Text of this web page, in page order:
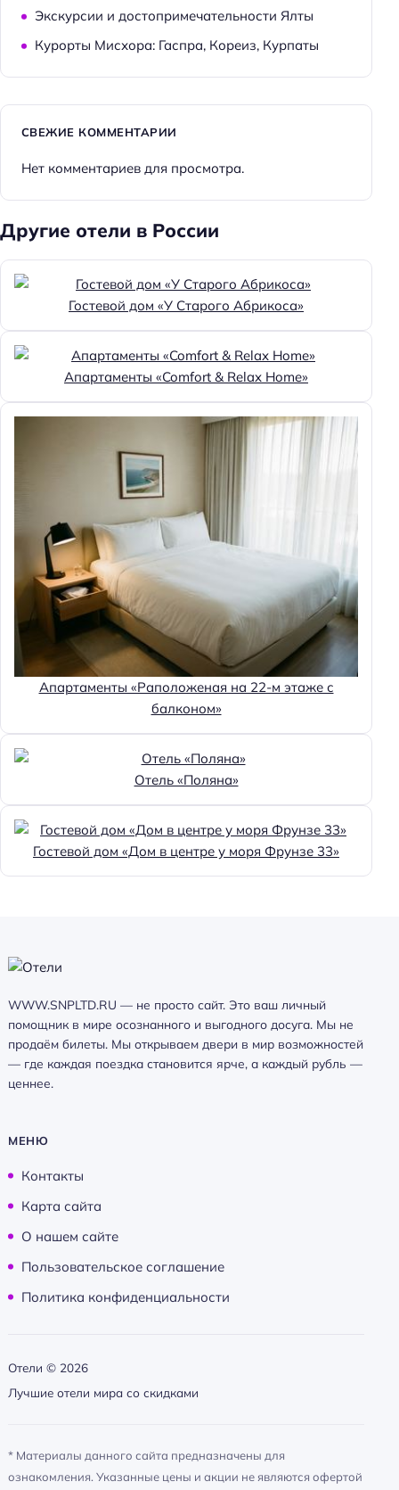
Экскурсии и достопримечательности Ялты
Курорты Мисхора: Гаспра, Кореиз, Курпаты
СВЕЖИЕ КОММЕНТАРИИ
Нет комментариев для просмотра.
Другие отели в России
Гостевой дом «У Старого Абрикоса»
Апартаменты «Comfort & Relax Home»
Апартаменты «Раположеная на 22-м этаже с
балконом»
Отель «Поляна»
Гостевой дом «Дом в центре у моря Фрунзе 33»
WWW.SNPLTD.RU — не просто сайт. Это ваш личный
помощник в мире осознанного и выгодного досуга. Мы не
продаём билеты. Мы открываем двери в мир возможностей
— где каждая поездка становится ярче, а каждый рубль —
ценнее.
МЕНЮ
Контакты
Карта сайта
О нашем сайте
Пользовательское соглашение
Политика конфиденциальности
Отели © 2026
Лучшие отели мира со скидками
* Материалы данного сайта предназначены для
ознакомления. Указанные цены и акции не являются офертой